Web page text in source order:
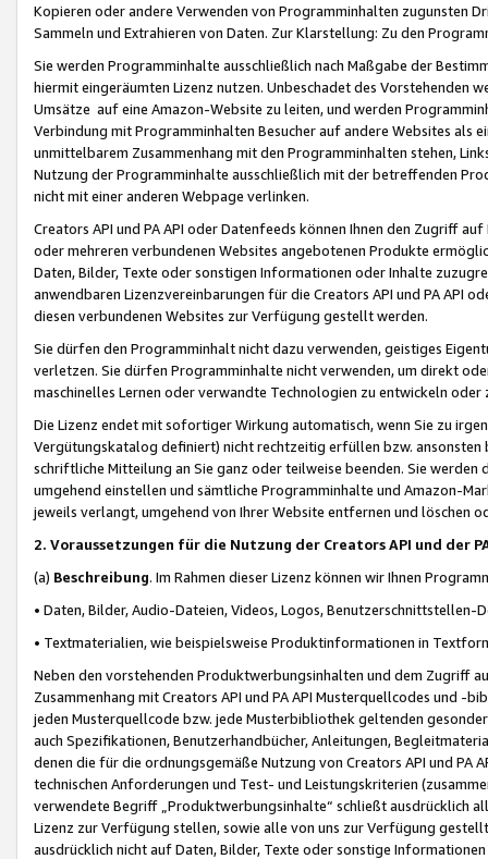
Kopieren oder andere Verwenden von Programminhalten zugunsten
Sammeln und Extrahieren von Daten. Zur Klarstellung: Zu den
Sie werden Programminhalte ausschließlich nach Maßgabe der
hiermit eingeräumten Lizenz nutzen. Unbeschadet des Vorstehenden
Umsätze auf eine Amazon-Website zu leiten, und werden
Verbindung mit Programminhalten Besucher auf andere Websites als
unmittelbarem Zusammenhang mit den Programminhalten stehen,
Nutzung der Programminhalte ausschließlich mit der betreffenden
nicht mit einer anderen Webpage verlinken.
Creators API und PA API oder Datenfeeds können Ihnen den Zugriff
oder mehreren verbundenen Websites angebotenen Produkte
Daten, Bilder, Texte oder sonstigen Informationen oder Inhalte
anwendbaren Lizenzvereinbarungen für die Creators API und PA API
diesen verbundenen Websites zur Verfügung gestellt werden.
Sie dürfen den Programminhalt nicht dazu verwenden, geistiges
verletzen. Sie dürfen Programminhalte nicht verwenden, um direkt
maschinelles Lernen oder verwandte Technologien zu entwickeln
Die Lizenz endet mit sofortiger Wirkung automatisch, wenn Sie zu
Vergütungskatalog definiert) nicht rechtzeitig erfüllen bzw. ansonsten
schriftliche Mitteilung an Sie ganz oder teilweise beenden. Sie werden
umgehend einstellen und sämtliche Programminhalte und Amazon-
jeweils verlangt, umgehend von Ihrer Website entfernen und löschen
2. Voraussetzungen für die Nutzung der Creators API und der
(a) Beschreibung. Im Rahmen dieser Lizenz können wir Ihnen
• Daten, Bilder, Audio-Dateien, Videos, Logos, Benutzerschnittstellen-
• Textmaterialien, wie beispielsweise Produktinformationen in
Neben den vorstehenden Produktwerbungsinhalten und dem Zugriff
Zusammenhang mit Creators API und PA API Musterquellcodes und
jeden Musterquellcode bzw. jede Musterbibliothek geltenden
auch Spezifikationen, Benutzerhandbücher, Anleitungen,
denen die für die ordnungsgemäße Nutzung von Creators API und PA
technischen Anforderungen und Test- und Leistungskriterien
verwendete Begriff „Produktwerbungsinhalte“ schließt ausdrücklich
Lizenz zur Verfügung stellen, sowie alle von uns zur Verfügung
ausdrücklich nicht auf Daten, Bilder, Texte oder sonstige